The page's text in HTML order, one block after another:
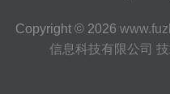
Copyright © 2026
信息科技有限公司